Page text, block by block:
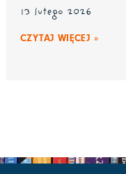
13 lutego 2026
CZYTAJ WIĘCEJ »